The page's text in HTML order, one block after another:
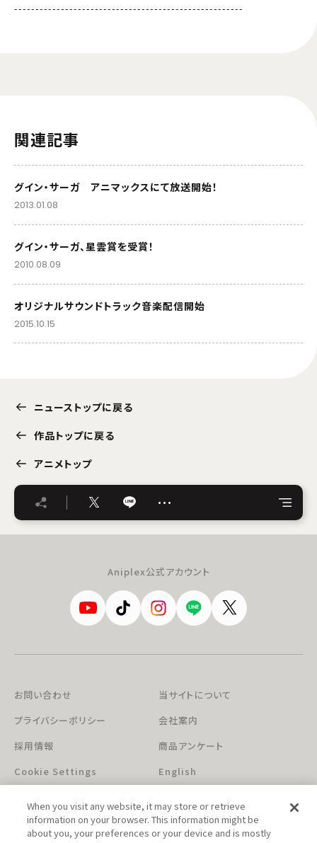
------------------------------------------------------
関連記事
グイン・サーガ アニマックスにて放送開始！
2013.01.08
グイン・サーガ、星雲賞を受賞！
2010.08.09
オリジナルサウンドトラック音楽配信開始
2015.10.15
ニューストップに戻る
作品トップに戻る
アニメトップ
…
Aniplex公式アカウント
お問い合わせ
当サイトについて
プライバシーポリシー
会社案内
採用情報
商品アンケート
Cookie Settings
English
When you visit any website, it may store or retrieve
information on your browser. This information might be
about you, your preferences or your device and is mostly